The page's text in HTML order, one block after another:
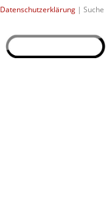
Datenschutzerklärung | Suche